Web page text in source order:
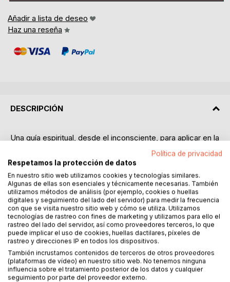
Añadir a lista de deseo
Haz una reseña
DESCRIPCIÓN
Una guía espiritual, desde el inconsciente, para aplicar en la
Acompaña a Nerea en este viaje íntimo y simbólico donde
lo espiritual se teje con la rutina diaria. En cada breve
capítulo, ilustrado con imágenes y fotografías, se
desarrolla un diálogo profundo entre Nerea y Voz - una
presencia sabia que susurra perlas de consciencia -
A través de breves capítulos acompañados de
ilustraciones y fotografías, este libro te permitirá conectar
más con la verdad interior.
No es un manual, es una puerta.
Política de privacidad
Respetamos la protección de datos
En nuestro sitio web utilizamos cookies y tecnologías similares.
Algunas de ellas son esenciales y técnicamente necesarias. También
utilizamos métodos de análisis (por ejemplo, cookies o huellas
digitales y seguimiento del lado del servidor) para medir la frecuencia
con que se visita nuestro sitio web y cómo se utiliza. Utilizamos
tecnologías de rastreo con fines de marketing y utilizamos para ello el
rastreo del lado del servidor, así como proveedores terceros, lo que
puede implicar el uso de cookies, huellas dactilares, píxeles de
rastreo y direcciones IP en todos los dispositivos.
También incrustamos contenidos de terceros de otros proveedores
(plataformas de vídeo) en nuestro sitio web. No tenemos ninguna
influencia sobre el tratamiento posterior de los datos y cualquier
seguimiento por parte del proveedor externo.